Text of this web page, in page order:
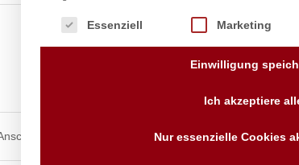
Es folgt eine Liste der Service-Gruppen, für die
Essenziell Marketing
Einwilligung
Ich akzeptiere
Nur essenzielle Cookies